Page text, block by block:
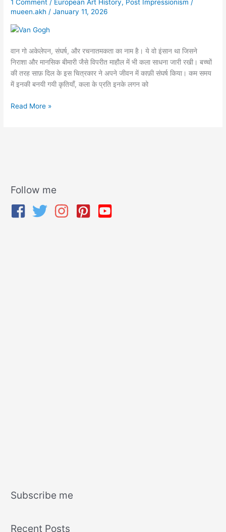
1 Comment / European Art History, Post Impressionism /
mueen.akh /January 11, 2026
वान गो अकेलेपन, संघर्ष, और रचनातमकता का नाम है। ये वो इंसान था जिसने
निराशा और मानसिक बीमारी जैसे विपरीत माहौल में भी कला साधना जारी रखी। बच्चों
की तरह साफ़ दिल के इस चित्रकार ने अपने जीवन में काफ़ी संघर्ष किया। कम समय
में इनकी बनयी गयी कृतियाँ, कला के प्रति इनके लगन को
गो)
Read More »
Follow me
Subscribe me
Recent Posts
A
c